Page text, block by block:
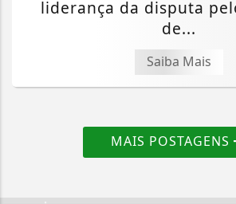
liderança da disputa
de...
Saiba Mais
MAIS POSTAGENS